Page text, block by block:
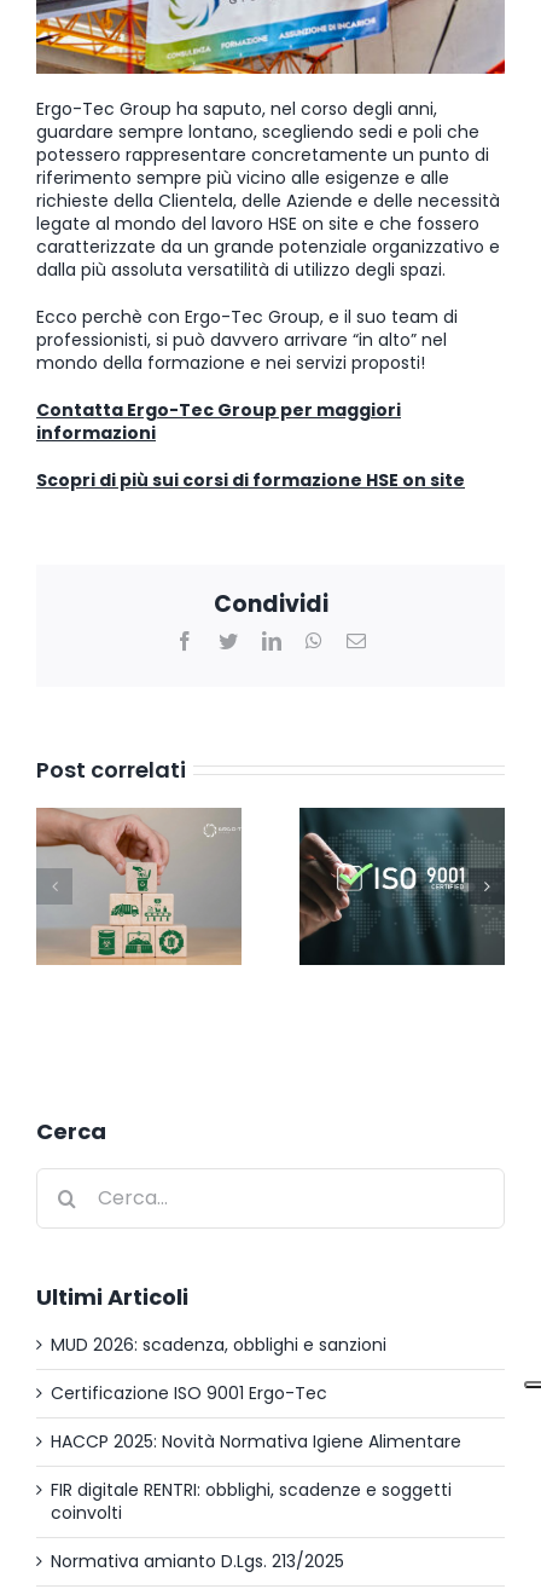
Ergo-Tec Group ha saputo, nel corso degli anni,
guardare sempre lontano, scegliendo sedi e poli che
potessero rappresentare concretamente un punto di
riferimento sempre più vicino alle esigenze e alle
richieste della Clientela, delle Aziende e delle necessità
legate al mondo del lavoro HSE on site e che fossero
caratterizzate da un grande potenziale organizzativo e
dalla più assoluta versatilità di utilizzo degli spazi.
Ecco perchè con Ergo-Tec Group, e il suo team di
professionisti, si può davvero arrivare “in alto” nel
mondo della formazione e nei servizi proposti!
Contatta Ergo-Tec Group per maggiori
informazioni
Scopri di più sui corsi di formazione HSE on site
Condividi
Facebook
TwitterLinkedInWhatsApp
Email
Post correlati
Cerca
Cerca
per:
Ultimi Articoli
MUD 2026: scadenza, obblighi e sanzioni
Certificazione ISO 9001 Ergo-Tec
HACCP 2025: Novità Normativa Igiene Alimentare
FIR digitale RENTRI: obblighi, scadenze e soggetti
coinvolti
Normativa amianto D.Lgs. 213/2025